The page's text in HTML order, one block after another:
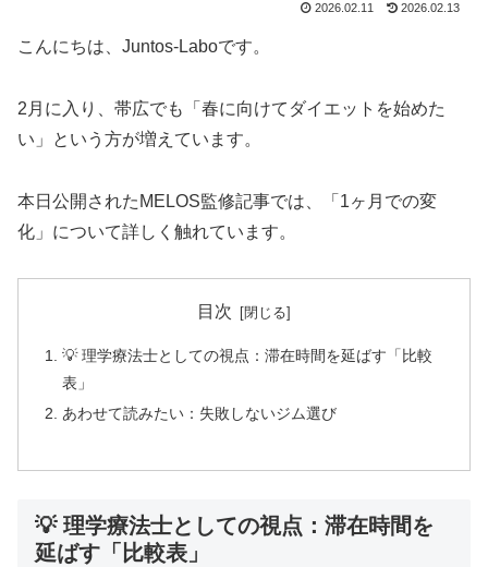
2026.02.11 2026.02.13
こんにちは、Juntos-Laboです。
2月に入り、帯広でも「春に向けてダイエットを始めた
い」という方が増えています。
本日公開されたMELOS監修記事では、「1ヶ月での変
化」について詳しく触れています。
目次
💡 理学療法士としての視点：滞在時間を延ばす「比較
表」
あわせて読みたい：失敗しないジム選び
💡 理学療法士としての視点：滞在時間を
延ばす「比較表」